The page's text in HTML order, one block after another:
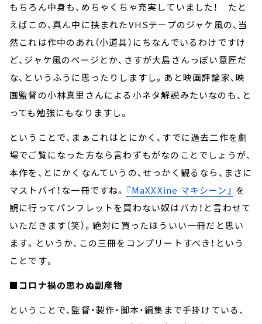
もちろん中身も、めちゃくちゃ充実していました！ たと
えばこの、真ん中に挟まれたVHSテープのジャケ風の、当
然これは作中のあれ（小道具）にちなんでいるわけですけ
ど、ジャケ風のページとか、さすが大島さんっぽい意匠だ
な、というふうに思ったりしますし。あと映画評論家、映
画監督の小林真里さんによる小ネタ解説みたいなのも、と
っても勉強にもなりますし。
ということで、まぁこれはとにかく、すでに過去二作を劇
場でご覧になった方なら言わずもがなのことでしょうが、
本作を、とにかくなんていうの、せっかく観るなら、まさに
マストバイ！な一冊ですね。 『MaXXXine マキシーン』 を
観に行ってパンフレットを買わない奴はバカ！と言わせて
いただきます（笑）。絶対に買ったほういい一冊だと思い
ます。というか、この三冊をコンプリートすべき！という
ことです。
■コロナ禍の思わぬ副産物
ということで、監督・製作・脚本・編集まで手掛けている、